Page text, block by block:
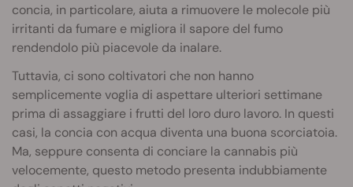
concia, in particolare, aiuta a rimuovere le molecole più
irritanti da fumare e migliora il sapore del fumo
rendendolo più piacevole da inalare.
Tuttavia, ci sono coltivatori che non hanno
semplicemente voglia di aspettare ulteriori settimane
prima di assaggiare i frutti del loro duro lavoro. In questi
casi, la concia con acqua diventa una buona scorciatoia.
Ma, seppure consenta di conciare la cannabis più
velocemente, questo metodo presenta indubbiamente